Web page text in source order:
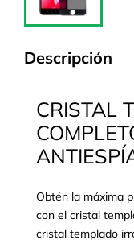
Descripción
CRISTAL
Obtén la máxima
con el cristal
cristal templado